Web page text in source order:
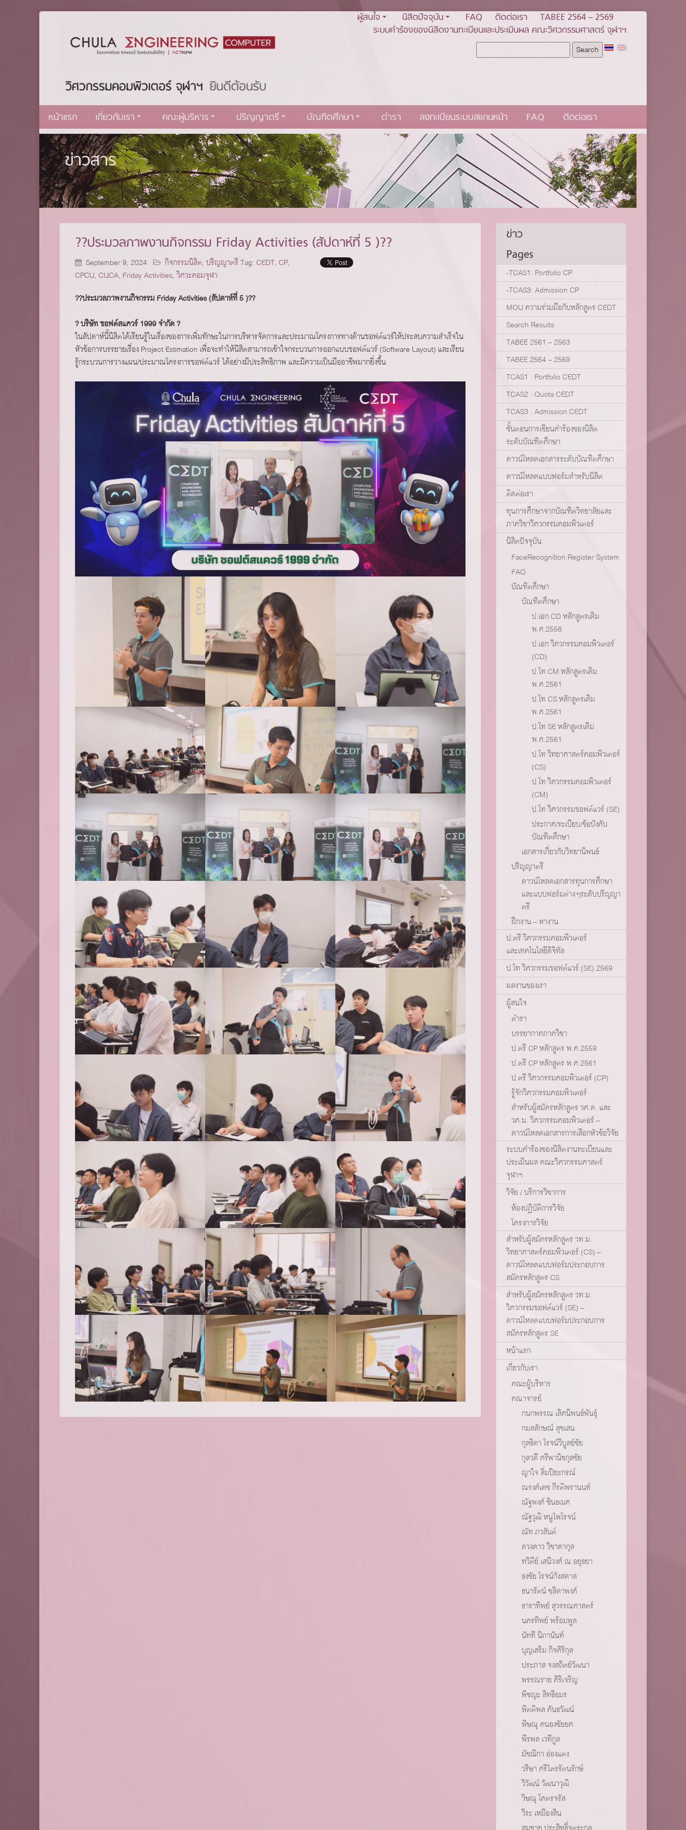
ผู้สนใจ นิสิตปัจจุบัน FAQ ติดต่อเรา
TABEE 2564 – 2569
ระบบคำร้องของนิสิตงานทะเบียนและประเมินผล คณะวิศวกรรมศาสตร์ จุฬาฯ
หน้าแรก เกี่ยวกับเรา คณะผู้บริหาร ปริญญาตรี บัณฑิตศึกษา ตำรา ลงทะเบียนระบบสแกนหน้า FAQ ติดต่อเรา
ข่าวสาร
??ประมวลภาพงานกิจกรรม Friday Activities (สัปดาห์ที่ 5 )??
September 9, 2024 กิจกรรมนิสิต,ปริญญาตรีTag:CEDT,CP,
CPCU,CUCA, Friday Activities,วิศวะคอมจุฬา
??ประมวลภาพงานกิจกรรม Friday Activities (สัปดาห์ที่ 5 )??
? บริษัท ซอฟต์สแควร์ 1999 จำกัด ?
ในสัปดาห์นี้นิสิตได้เรียนรู้ในเรื่องของการเพิ่มทักษะในการบริหารจัดการและประมาณโครงการทางด้านซอฟต์แวร์ให้ประสบความสำเร็จใน
หัวข้อการบรรยายเรื่อง Project Estimation เพื่อจะทำให้นิสิตสามารถเข้าใจกระบวนการออกแบบซอฟต์แวร์ (Software Layout) และเรียน
รู้กระบวนการวางแผน/ประมาณโครงการซอฟต์แวร์ ได้อย่างมีประสิทธิภาพ และมีความเป็นมืออาชีพมากยิ่งขึ้น
ข่าว
Pages
-TCAS1: Portfolio CP
-TCAS3: Admission CP
MOU ความร่วมมือกับหลักสูตร CEDT
Search Results
TABEE 2561 – 2563
TABEE 2564 – 2569
TCAS1 : Portfolio CEDT
TCAS2 : Quota CEDT
TCAS3 : Admission CEDT
ขั้นตอนการเขียนคำร้องของนิสิต
ระดับบัณฑิตศึกษา
ดาวน์โหลดเอกสารระดับบัณฑิตศึกษา
ดาวน์โหลดแบบฟอร์มสำหรับนิสิต
ติดต่อเรา
ทุนการศึกษาจากบัณฑิตวิทยาลัยและ
ภาควิชาวิศวกรรมคอมพิวเตอร์
นิสิตปัจจุบัน
FaceRecognition Register System
FAQ
บัณฑิตศึกษา
บัณฑิตศึกษา
ป.เอก CD หลักสูตรเดิม
พ.ศ.2558
ป.เอก วิศวกรรมคอมพิวเตอร์
(CD)
ป.โท CM หลักสูตรเดิม
พ.ศ.2561
ป.โท CS หลักสูตรเดิม
พ.ศ.2561
ป.โท SE หลักสูตรเดิม
พ.ศ.2561
ป.โท วิทยาศาสตร์คอมพิวเตอร์
(CS)
ป.โท วิศวกรรมคอมพิวเตอร์
(CM)
ป.โท วิศวกรรมซอฟต์แวร์ (SE)
ประกาศ/ระเบียบ/ข้อบังคับ
บัณฑิตศึกษา
เอกสารเกี่ยวกับวิทยานิพนธ์
ปริญญาตรี
ดาวน์โหลดเอกสารทุนการศึกษา
และแบบฟอร์มต่างๆระดับปริญญา
ตรี
ฝึกงาน – หางาน
ป.ตรี วิศวกรรมคอมพิวเตอร์
และเทคโนโลยีดิจิทัล
ป.โท วิศวกรรมซอฟต์แวร์ (SE) 2569
ผลงานของเรา
ผู้สนใจ
ตำรา
บรรยากาศภาควิชา
ป.ตรี CP หลักสูตร พ.ศ.2559
ป.ตรี CP หลักสูตร พ.ศ.2561
ป.ตรี วิศวกรรมคอมพิวเตอร์ (CP)
รู้จักวิศวกรรมคอมพิวเตอร์
สำหรับผู้สมัครหลักสูตร วศ.ด. และ
วศ.ม. วิศวกรรมคอมพิวเตอร์ –
ดาวน์โหลดเอกสารการเลือกหัวข้อวิจัย
ระบบคำร้องของนิสิตงานทะเบียนและ
ประเมินผล คณะวิศวกรรมศาสตร์
จุฬาฯ
วิจัย / บริการวิชาการ
ห้องปฏิบัติการวิจัย
โครงการวิจัย
สำหรับผู้สมัครหลักสูตร วท.ม.
วิทยาศาสตร์คอมพิวเตอร์ (CS) –
ดาวน์โหลดแบบฟอร์มประกอบการ
สมัครหลักสูตร CS
สำหรับผู้สมัครหลักสูตร วท.ม.
วิศวกรรมซอฟต์แวร์ (SE) –
ดาวน์โหลดแบบฟอร์มประกอบการ
สมัครหลักสูตร SE
หน้าแรก
เกี่ยวกับเรา
คณะผู้บริหาร
คณาจารย์
กนกพรรณ เลิศนิพนธ์พันธุ์
กมลลักษณ์ สุขเสน
กุลธิดา โรจน์วิบูลย์ชัย
กุลวดี ศรีพานิชกุลชัย
ญาใจ ลิ่มปิยะกรณ์
ณรงค์เดช กีรติพรานนท์
ณัฐพงศ์ ชินธเนศ
ณัฐวุฒิ หนูไพโรจน์
ณัท ภวสันต์
ดวงดาว วิชาดากุล
ทวิตีย์ เสนีวงศ์ ณ อยุธยา
ธงชัย โรจน์กังสดาล
ธนารัตน์ ชลิดาพงศ์
ธาราทิพย์ สุวรรณศาสตร์
นครทิพย์ พร้อมพูล
นัทที นิภานันท์
บุญเสริม กิจศิริกุล
ประภาส จงสถิตย์วัฒนา
พรรณราย ศิริเจริญ
พิชญะ สิทธีอมร
พิตติพล คันธวัฒน์
พิษณุ คนองชัยยศ
พีรพล เวทีกูล
มัชฌิกา อ่องแตง
วริษา ศรีไตรรัตนรักษ์
วิวัฒน์ วัฒนาวุฒิ
วิษณุ โคตรจรัส
วีระ เหมืองสิน